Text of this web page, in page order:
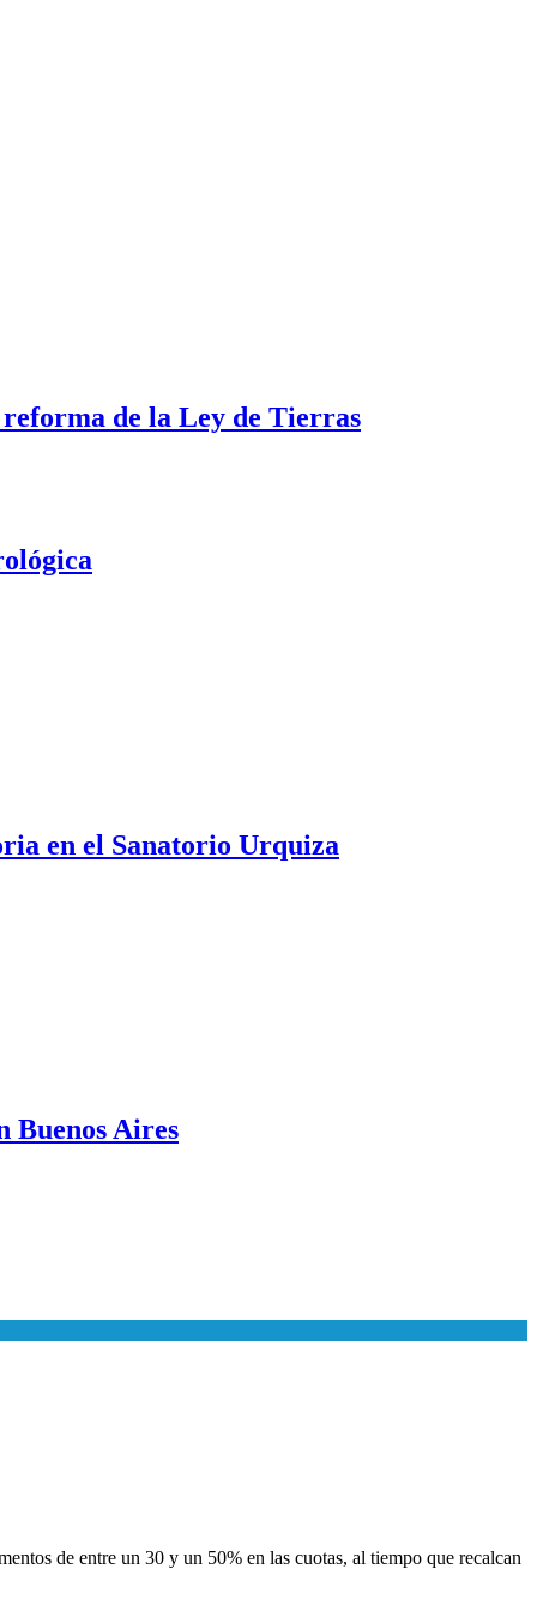
de la Ley de Tierras
en el Sanatorio Urquiza
Buenos Aires
de entre un 30 y un 50% en las cuotas, al tiempo que recalcan